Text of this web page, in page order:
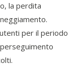
la perdita
per il periodo